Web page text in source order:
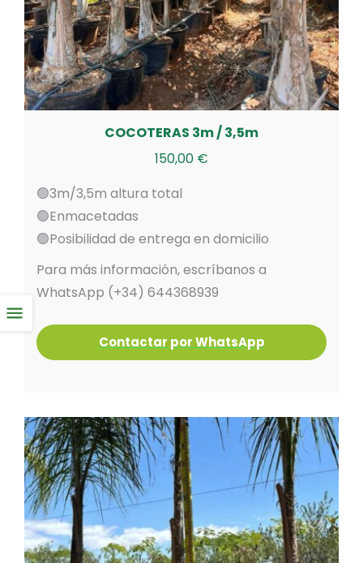
COCOTERAS 3m / 3,5m
150,00 €
🟢3m/3,5m altura total
🟢Enmacetadas
🟢Posibilidad de entrega en domicilio
Para más información, escríbanos a
WhatsApp (+34) 644368939